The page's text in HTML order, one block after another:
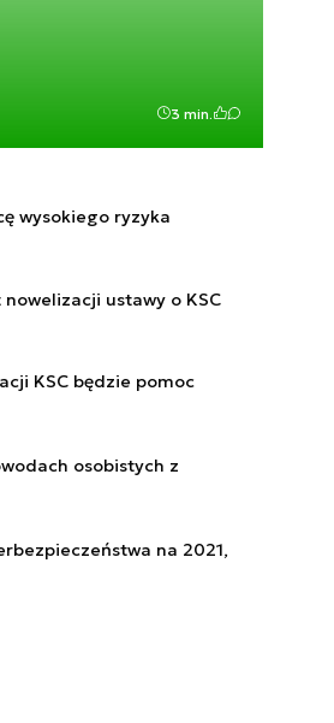
3 min.
wysokiego ryzyka
ustawy o KSC
KSC będzie pomoc
osobistych z
na 2021,